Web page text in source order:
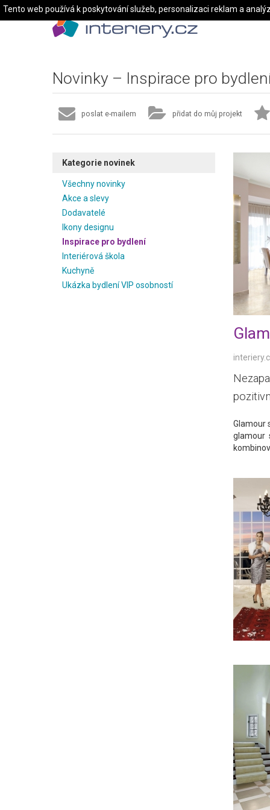
Novinky – Inspirace pro
poslat e-mailem přidat do můj projekt
Kategorie novinek
Všechny novinky
Akce a slevy
Dodavatelé
Ikony designu
Inspirace pro bydlení
Interiérová škola
Kuchyně
Ukázka bydlení VIP osobností
Glamour
glamour
Tento web používá k poskytování služeb, personalizaci reklam a